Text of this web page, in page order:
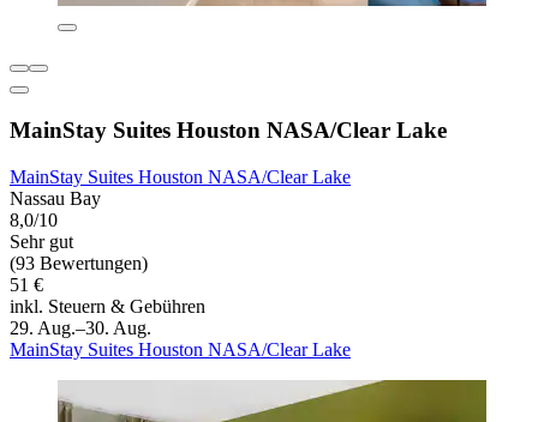
MainStay Suites Houston NASA/Clear Lake
MainStay Suites Houston NASA/Clear Lake
Nassau Bay
8,0/10
Sehr gut
(93 Bewertungen)
51 €
inkl. Steuern & Gebühren
29. Aug.–30. Aug.
MainStay Suites Houston NASA/Clear Lake